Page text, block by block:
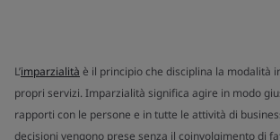
L’imparzialità è il principio che disciplina la modalità
propri servizi. Imparzialità significa agire in modo
rapporti con le persone e in tutte le attività di
decisioni vengono prese senza il coinvolgimento di